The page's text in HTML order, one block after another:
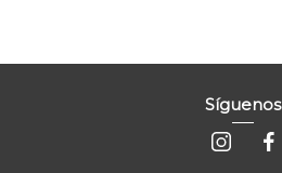
Síguenos